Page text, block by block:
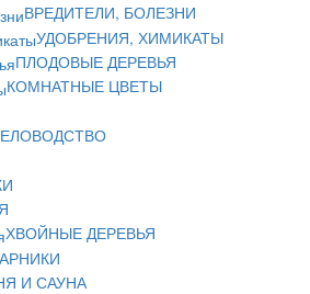
ВРЕДИТЕЛИ, БОЛЕЗНИ
УДОБРЕНИЯ, ХИМИКАТЫ
ПЛОДОВЫЕ ДЕРЕВЬЯ
КОМНАТНЫЕ ЦВЕТЫ
ХВОЙНЫЕ ДЕРЕВЬЯ
И САУНА